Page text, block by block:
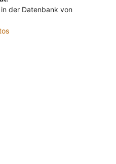
der Datenbank von